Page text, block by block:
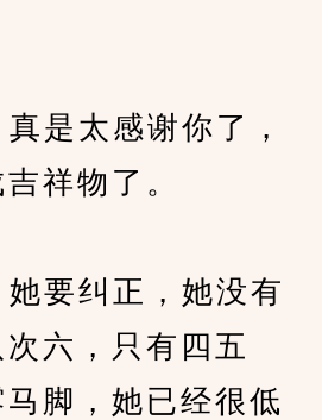
太感谢你了，
祥物了。
纠正，她没有
六，只有四五
脚，她已经很低